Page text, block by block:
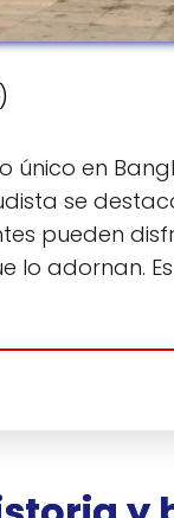
único en
se
pueden
lo adornan.